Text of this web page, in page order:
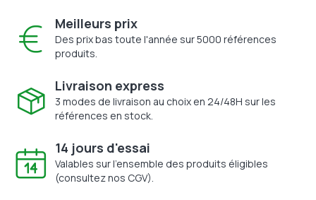
Meilleurs prix
Des prix bas toute l'année sur 5000 références
produits.
Livraison express
3 modes de livraison au choix en 24/48H sur les
références en stock.
14 jours d'essai
Valables sur l'ensemble des produits éligibles
(consultez nos CGV).